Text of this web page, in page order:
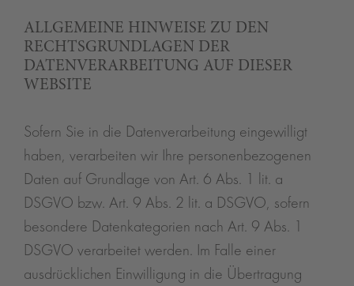
ALLGEMEINE HINWEISE ZU DEN
RECHTSGRUNDLAGEN DER
DATENVERARBEITUNG AUF DIESER
WEBSITE
Sofern Sie in die Datenverarbeitung eingewilligt
haben, verarbeiten wir Ihre personenbezogenen
Daten auf Grundlage von Art. 6 Abs. 1 lit. a
DSGVO bzw. Art. 9 Abs. 2 lit. a DSGVO, sofern
besondere Datenkategorien nach Art. 9 Abs. 1
DSGVO verarbeitet werden. Im Falle einer
ausdrücklichen Einwilligung in die Übertragung